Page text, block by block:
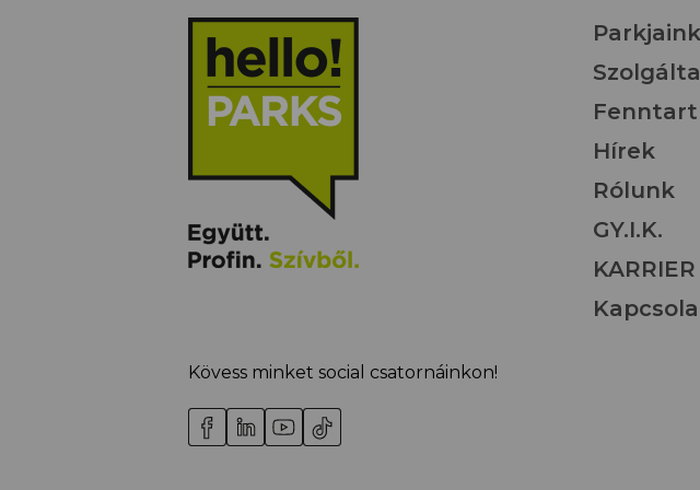
Kövess minket social csatornáinkon!
Parkjaink
Hírek
Rólunk
GY.I.K.
KARRIER